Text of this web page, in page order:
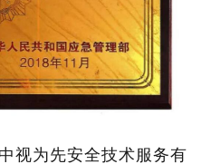
视为先安全技术服务有